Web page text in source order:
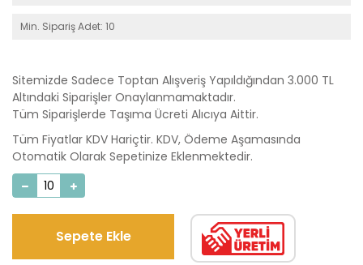
Min. Sipariş Adet: 10
Sitemizde Sadece Toptan Alışveriş Yapıldığından 3.000 TL
Altındaki Siparişler Onaylanmamaktadır.
Tüm Siparişlerde Taşıma Ücreti Alıcıya Aittir.
Tüm Fiyatlar KDV Hariçtir. KDV, Ödeme Aşamasında
Otomatik Olarak Sepetinize Eklenmektedir.
Sepete Ekle